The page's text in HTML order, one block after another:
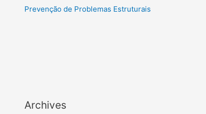
Prevenção de Problemas Estruturais
Archives